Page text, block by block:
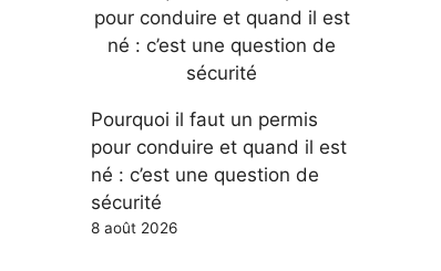
Pourquoi il faut un permis
pour conduire et quand il est
né : c’est une question de
sécurité
8 août 2026